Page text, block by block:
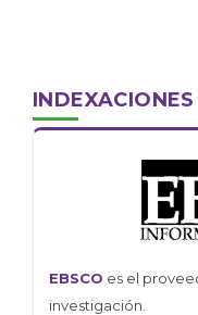
INDEXACIONES
EBSCO es el
investigación.